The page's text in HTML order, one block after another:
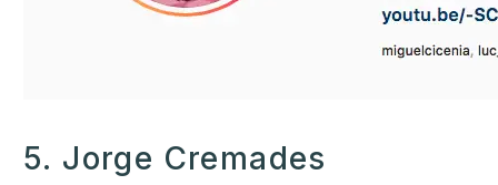
5. Jorge Cremades